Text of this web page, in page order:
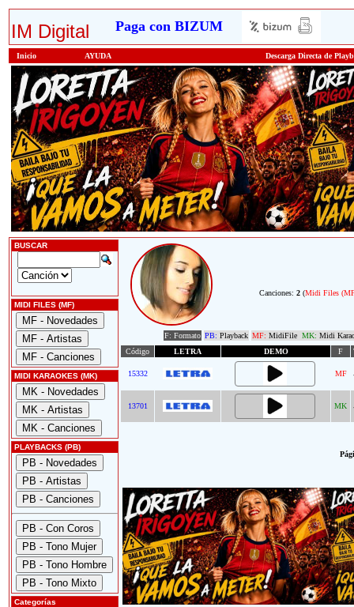
IM Digital Paga con BIZUM
Inicio AYUDA Descarga Directa de
BUSCAR
MIDI FILES (MF)
MIDI KARAOKES (MK)
PLAYBACKS (PB)
Categorías
Canciones: 2 (Midi Files
F: Formato PB: Playback MF: MidiFile MK: Midi
Código
LETRA DEMO F
15332 MF
13701 MK